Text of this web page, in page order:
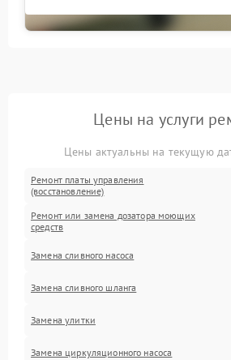
Цены на услуги
Цены актуальны на текущую
Ремонт платы управления
(восстановление)
Ремонт или замена дозатора моющих
средств
Замена сливного насоса
Замена сливного шланга
Замена улитки
Замена циркуляционного насоса